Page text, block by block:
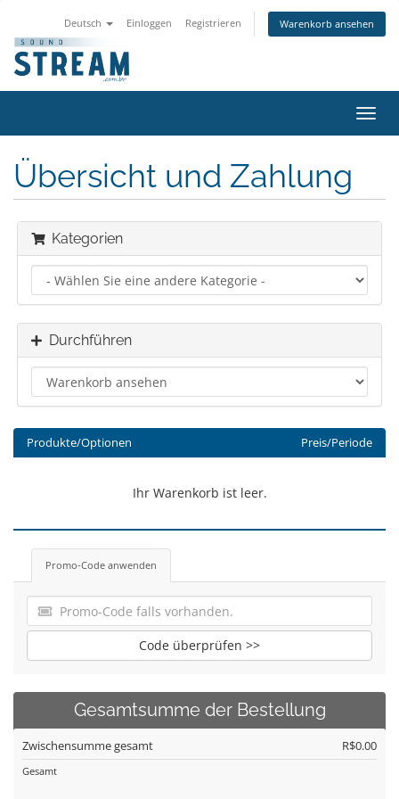
Deutsch Einloggen Registrieren Warenkorb ansehen
ein-/
Übersicht und Zahlung
Kategorien
Durchführen
Produkte/Optionen Preis/Periode
Ihr Warenkorb ist leer.
Promo-Code anwenden
Code überprüfen >>
Gesamtsumme der Bestellung
Zwischensumme gesamt R$0.00
Gesamt